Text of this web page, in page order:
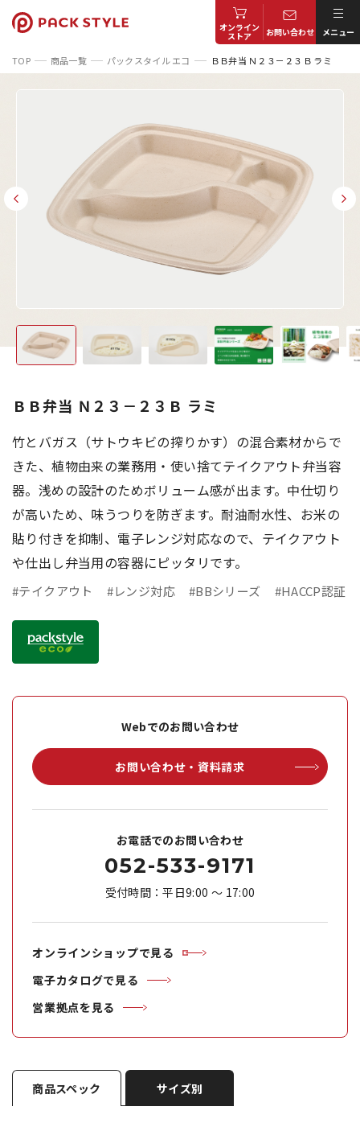
オンライン
ストア お問い合わせ メニュー
TOP 商品一覧 パックスタイル エコ ＢＢ弁当 Ｎ２３－２３Ｂ ラミ
ＢＢ弁当 Ｎ２３－２３Ｂ ラミ
竹とバガス（サトウキビの搾りかす）の混合素材からで
きた、植物由来の業務用・使い捨てテイクアウト弁当容
器。浅めの設計のためボリューム感が出ます。中仕切り
が高いため、味うつりを防ぎます。耐油耐水性、お米の
貼り付きを抑制、電子レンジ対応なので、テイクアウト
や仕出し弁当用の容器にピッタリです。
#テイクアウト #レンジ対応 #BBシリーズ #HACCP認証
Webでのお問い合わせ
お問い合わせ・資料請求
お電話でのお問い合わせ
052-533-9171
受付時間：平日9:00 ～ 17:00
オンラインショップで見る
電子カタログで見る
営業拠点を見る
商品スペック サイズ別